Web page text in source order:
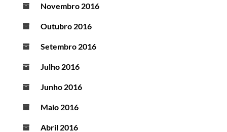
Novembro 2016
Outubro 2016
Setembro 2016
Julho 2016
Junho 2016
Maio 2016
Abril 2016